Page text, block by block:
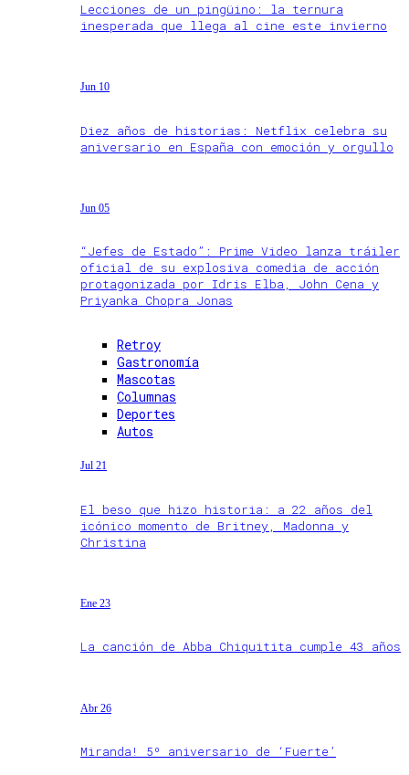
Lecciones de un pingüino: la ternura
inesperada que llega al cine este invierno
Jun 10
Diez años de historias: Netflix celebra su
aniversario en España con emoción y orgullo
Jun 05
“Jefes de Estado”: Prime Video lanza tráiler
oficial de su explosiva comedia de acción
protagonizada por Idris Elba, John Cena y
Priyanka Chopra Jonas
Retroy
Gastronomía
Mascotas
Columnas
Deportes
Autos
Jul 21
El beso que hizo historia: a 22 años del
icónico momento de Britney, Madonna y
Christina
Ene 23
La canción de Abba Chiquitita cumple 43 años
Abr 26
Miranda! 5º aniversario de ‘Fuerte’